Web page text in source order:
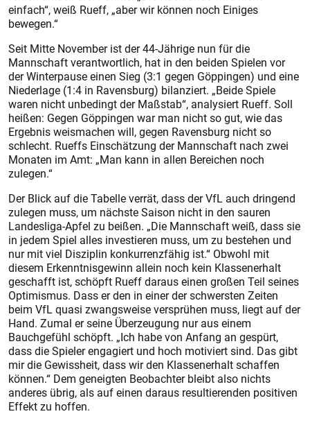
einfach“, weiß Rueff, „aber wir können noch Einiges
bewegen.“
Seit Mitte November ist der 44-Jährige nun für die
Mannschaft verantwortlich, hat in den beiden Spielen vor
der Winterpause einen Sieg (3:1 gegen Göppingen) und eine
Niederlage (1:4 in Ravensburg) bilanziert. „Beide Spiele
waren nicht unbedingt der Maßstab“, analysiert Rueff. Soll
heißen: Gegen Göppingen war man nicht so gut, wie das
Ergebnis weismachen will, gegen Ravensburg nicht so
schlecht. Rueffs Einschätzung der Mannschaft nach zwei
Monaten im Amt: „Man kann in allen Bereichen noch
zulegen.“
Der Blick auf die Tabelle verrät, dass der VfL auch dringend
zulegen muss, um nächste Saison nicht in den sauren
Landesliga-Apfel zu beißen. „Die Mannschaft weiß, dass sie
in jedem Spiel alles investieren muss, um zu bestehen und
nur mit viel Disziplin konkurrenzfähig ist.“ Obwohl mit
diesem Erkenntnisgewinn allein noch kein Klassenerhalt
geschafft ist, schöpft Rueff daraus einen großen Teil seines
Optimismus. Dass er den in einer der schwersten Zeiten
beim VfL quasi zwangsweise versprühen muss, liegt auf der
Hand. Zumal er seine Überzeugung nur aus einem
Bauchgefühl schöpft. „Ich habe von Anfang an gespürt,
dass die Spieler engagiert und hoch motiviert sind. Das gibt
mir die Gewissheit, dass wir den Klassenerhalt schaffen
können.“ Dem geneigten Beobachter bleibt also nichts
anderes übrig, als auf einen daraus resultierenden positiven
Effekt zu hoffen.